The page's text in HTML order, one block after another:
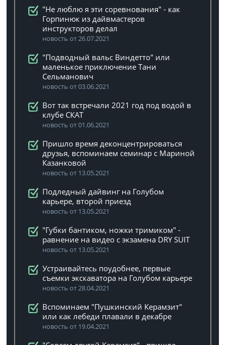
"Не люблю я эти соревнования" - как
Горпинюк из дайвмастеров
инструкторов делал
новость от 26.07.2021
"Подводный вальс Виндетто" или
маленькое приключение Тани
Сельманович
новость от 03.06.2021
Вот так встречали 2021 год под водой в
клубе СКАТ
новость от 01.06.2021
Пришло время деконцентрироваться
друзья, вспоминаем семинар с Мариной
Казанковой
новость от 13.05.2021
Подледный дайвинг на Голубом
карьере, второй приезд
новость от 13.05.2021
"Губки бантиком, ножки тримиком" -
равнение на видео с экзамена DRY SUIT
новость от 13.05.2021
Устраивайтесь поудобнее, первые
съемки экскаватора на Голубом карьере
новость от 28.04.2021
Вспоминаем "Пушкинский Керамзит"
или как лебеди плавали в декабре
новость от 19.04.2021